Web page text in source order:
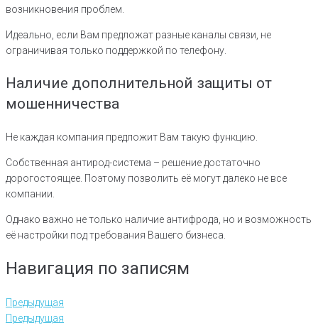
возникновения проблем.
Идеально, если Вам предложат разные каналы связи, не
ограничивая только поддержкой по телефону.
Наличие дополнительной защиты от
мошенничества
Не каждая компания предложит Вам такую функцию.
Собственная антирод-система – решение достаточно
дорогостоящее. Поэтому позволить её могут далеко не все
компании.
Однако важно не только наличие антифрода, но и возможность
её настройки под требования Вашего бизнеса.
Навигация по записям
Предыдущая
Предыдущая